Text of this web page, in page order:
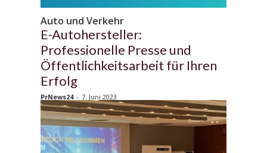
Auto und Verkehr
E-Autohersteller:
Professionelle Presse und
Öffentlichkeitsarbeit für Ihren
Erfolg
PrNews24 - 7. Juni 2023